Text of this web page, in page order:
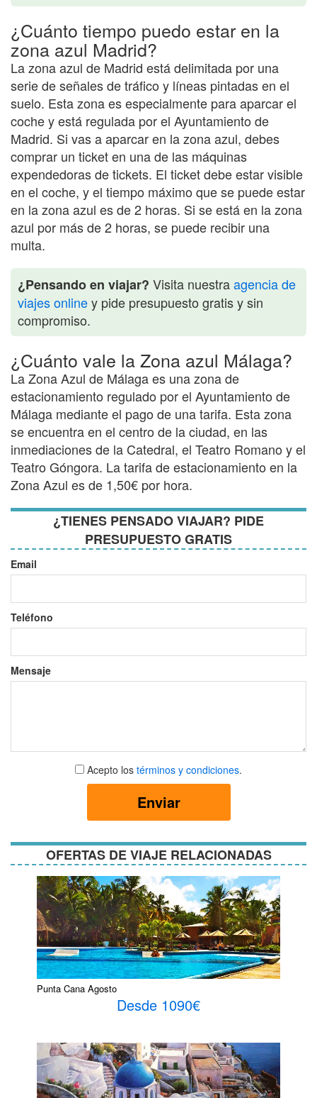
¿Cuánto tiempo puedo estar en la
zona azul Madrid?
La zona azul de Madrid está delimitada por una
serie de señales de tráfico y líneas pintadas en el
suelo. Esta zona es especialmente para aparcar el
coche y está regulada por el Ayuntamiento de
Madrid. Si vas a aparcar en la zona azul, debes
comprar un ticket en una de las máquinas
expendedoras de tickets. El ticket debe estar visible
en el coche, y el tiempo máximo que se puede estar
en la zona azul es de 2 horas. Si se está en la zona
azul por más de 2 horas, se puede recibir una
multa.
¿Pensando en viajar? Visita nuestraagencia de
viajes onliney pide presupuesto gratis y sin
compromiso.
¿Cuánto vale la Zona azul Málaga?
La Zona Azul de Málaga es una zona de
estacionamiento regulado por el Ayuntamiento de
Málaga mediante el pago de una tarifa. Esta zona
se encuentra en el centro de la ciudad, en las
inmediaciones de la Catedral, el Teatro Romano y el
Teatro Góngora. La tarifa de estacionamiento en la
Zona Azul es de 1,50€ por hora.
¿TIENES PENSADO VIAJAR? PIDE
PRESUPUESTO GRATIS
Email
Teléfono
Mensaje
Aceptar
términos
Acepto los términos y condiciones.
Enviar
OFERTAS DE VIAJE RELACIONADAS
Punta Cana Agosto
Desde 1090€